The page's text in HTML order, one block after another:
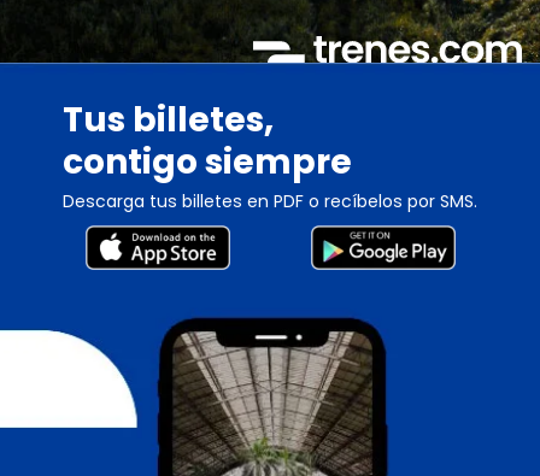
Tus billetes,
contigo siempre
Descarga tus billetes en PDF o recíbelos por SMS.